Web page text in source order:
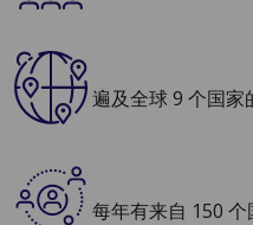
遍及全球 9 个国家
每年有来自 150